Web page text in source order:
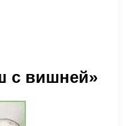
с вишней»